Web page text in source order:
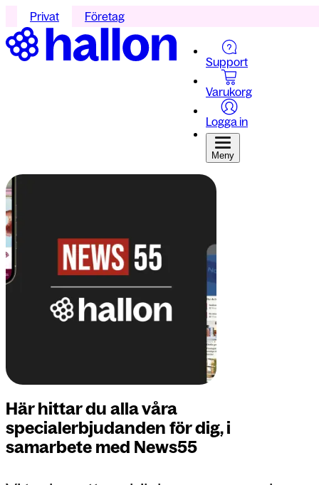
Privat Företag
Support
Varukorg
Logga in
Meny
Här hittar du alla våra
specialerbjudanden för dig, i
samarbete med News55